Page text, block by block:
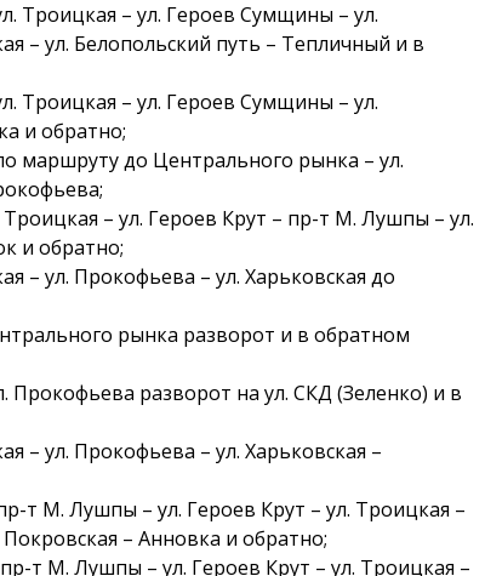
Троицкая – ул. Героев Сумщины – ул.
– ул. Белопольский путь – Тепличный и в
Троицкая – ул. Героев Сумщины – ул.
и обратно;
маршруту до Центрального рынка – ул.
– ул. Героев Крут – пр-т М. Лушпы – ул.
и обратно;
– ул. Прокофьева – ул. Харьковская до
рынка разворот и в обратном
Прокофьева разворот на ул. СКД (Зеленко) и в
– ул. Прокофьева – ул. Харьковская –
т М. Лушпы – ул. Героев Крут – ул. Троицкая –
– Анновка и обратно;
т М. Лушпы – ул. Героев Крут – ул. Троицкая –